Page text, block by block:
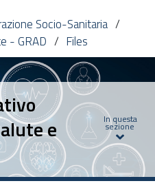
Socio-Sanitaria
- GRAD
Files
e
In questa
sezione